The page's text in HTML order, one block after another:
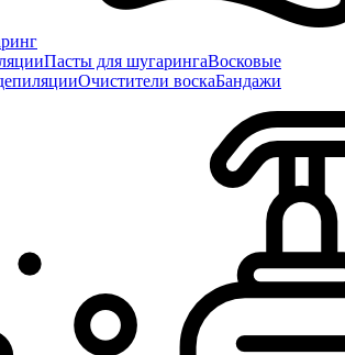
Пасты для шугарингаВосковые
Очистители воскаБандажи